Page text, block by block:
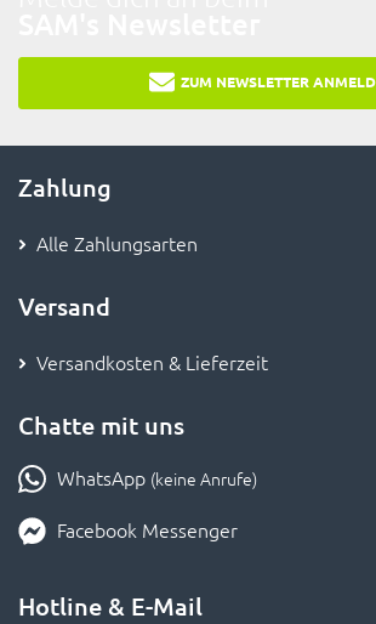
ZUM NEWSLETTER
Zahlung
Alle Zahlungsarten
Versand
Versandkosten & Lieferzeit
Chatte mit uns
WhatsApp (keine Anrufe)
Facebook Messenger
Hotline & E-Mail